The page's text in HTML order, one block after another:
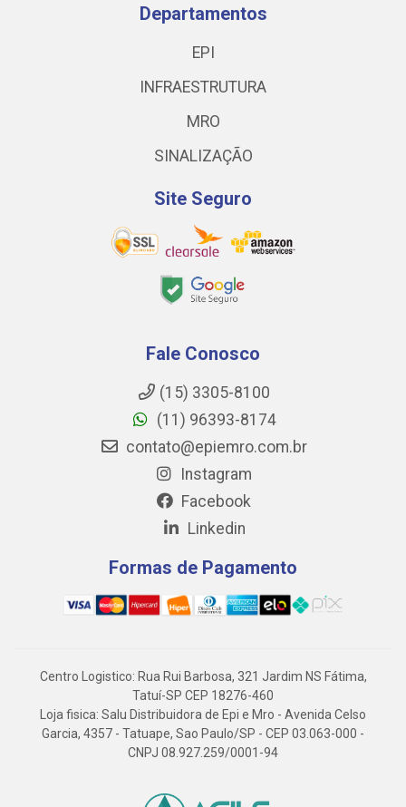
Departamentos
EPI
INFRAESTRUTURA
MRO
SINALIZAÇÃO
Site Seguro
Fale Conosco
(15) 3305-8100
(11) 96393-8174
contato@epiemro.com.br
Instagram
Facebook
Linkedin
Formas de Pagamento
Centro Logistico: Rua Rui Barbosa, 321 Jardim NS Fátima,
Tatuí-SP CEP 18276-460
Loja fisica: Salu Distribuidora de Epi e Mro - Avenida Celso
Garcia, 4357 - Tatuape, Sao Paulo/SP - CEP 03.063-000 -
CNPJ 08.927.259/0001-94